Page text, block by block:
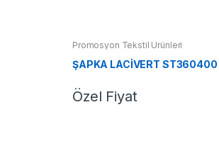
Promosyon Tekstil Ürünleri
ŞAPKA LACİVERT ST360400
Özel Fiyat